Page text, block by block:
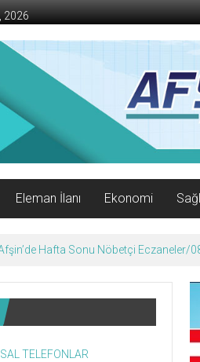
2026
Eleman İlanı Ekonomi
Hafta Sonu Nöbetçi Eczaneler/
TELEFONLAR